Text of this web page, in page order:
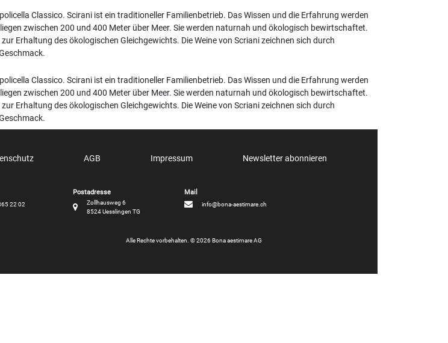
Classico. Scirani ist ein traditioneller Familienbetrieb. Das Wissen und die Erfahrung werden
zwischen 200 und 400 Meter über Meer. Sie werden naturnah und ökologisch bewirtschaftet.
Erhaltung des ökologischen Gleichgewichts. Die Weine von Scriani zeichnen sich durch
Classico. Scirani ist ein traditioneller Familienbetrieb. Das Wissen und die Erfahrung werden
zwischen 200 und 400 Meter über Meer. Sie werden naturnah und ökologisch bewirtschaftet.
Erhaltung des ökologischen Gleichgewichts. Die Weine von Scriani zeichnen sich durch
AGB Impressum Newsletter abonnieren
info@bona-aestimare.ch
Zollhausweg 6
8524 Uesslingen TG
22 02
Alle Rechte vorbehalten. © 2026 Bona aestimare AG